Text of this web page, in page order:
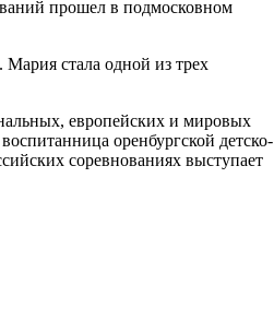
прошел в подмосковном
Мария стала одной из трех
европейских и мировых
оренбургской детско-
соревнованиях выступает